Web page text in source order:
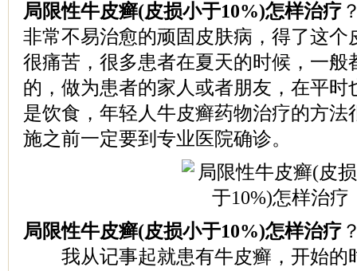
局限性牛皮癣(皮损小于10%)怎样治疗
非常不易治愈的顽固皮肤病，得了这个
很痛苦，很多患者在夏天的时候，一般
的，做为患者的家人或者朋友，在平时
是饮食，年轻人牛皮癣药物治疗的方法
施之前一定要到专业医院确诊。
局限性牛皮癣(皮损小于10%)怎样治疗
我从记事起就患有牛皮癣，开始的